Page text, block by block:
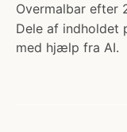
Overmalbar efter
Dele af indholdet
med hjælp fra AI.